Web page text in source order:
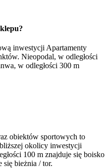
inwestycji Apartamenty
Nieopodal, w odległości
w odległości 300 m
obiektów sportowych to
okolicy inwestycji
100 m znajduje się boisko
się bieżnia / tor.